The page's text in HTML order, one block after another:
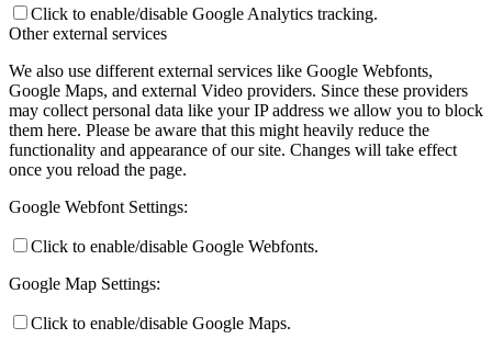
Click to enable/disable Google Analytics tracking.
Other external services
We also use different external services like Google Webfonts,
Google Maps, and external Video providers. Since these providers
may collect personal data like your IP address we allow you to block
them here. Please be aware that this might heavily reduce the
functionality and appearance of our site. Changes will take effect
once you reload the page.
Google Webfont Settings:
Click to enable/disable Google Webfonts.
Google Map Settings:
Click to enable/disable Google Maps.